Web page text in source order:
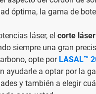
óptima, la gama de
láser, el corte láser
siempre una gran
opte por LASAL™
ayudarle a optar por la
y también a elegir